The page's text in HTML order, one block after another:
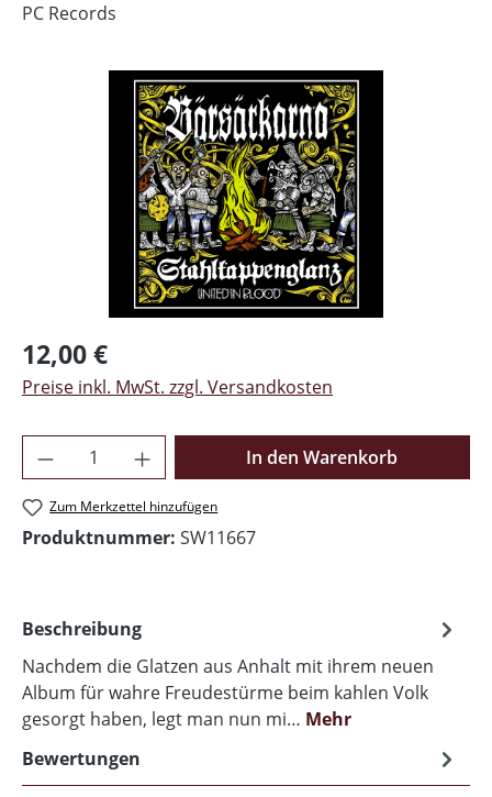
PC Records
Bildergalerie überspringen
Regulärer Preis:
12,00 €
Preise inkl. MwSt. zzgl. Versandkosten
Produkt Anzahl: Gib den gewünschten
In den Warenkorb
Zum Merkzettel hinzufügen
Produktnummer: SW11667
Beschreibung
Nachdem die Glatzen aus Anhalt mit ihrem neuen
Album für wahre Freudestürme beim kahlen Volk
gesorgt haben, legt man nun mi… Mehr
Bewertungen